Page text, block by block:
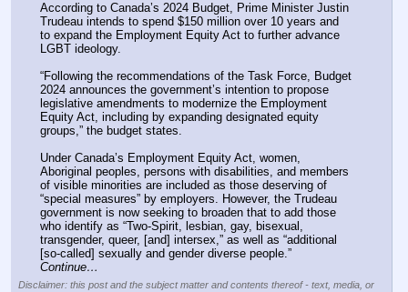
According to Canada’s 2024 Budget, Prime Minister Justin
Trudeau intends to spend $150 million over 10 years and
to expand the Employment Equity Act to further advance
LGBT ideology.
“Following the recommendations of the Task Force, Budget
2024 announces the government’s intention to propose
legislative amendments to modernize the Employment
Equity Act, including by expanding designated equity
groups,” the budget states.
Under Canada’s Employment Equity Act, women,
Aboriginal peoples, persons with disabilities, and members
of visible minorities are included as those deserving of
“special measures” by employers. However, the Trudeau
government is now seeking to broaden that to add those
who identify as “Two-Spirit, lesbian, gay, bisexual,
transgender, queer, [and] intersex,” as well as “additional
Continue…
Disclaimer: this post and the subject matter and contents thereof - text, media, or